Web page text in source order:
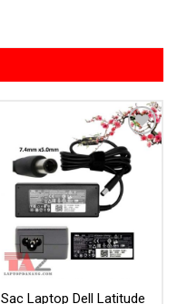
Add to
Wishlist
Sạc Laptop Dell Latitude